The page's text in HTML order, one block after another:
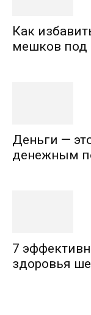
Как
мешков под
Деньги —
денежным
7
здоровья